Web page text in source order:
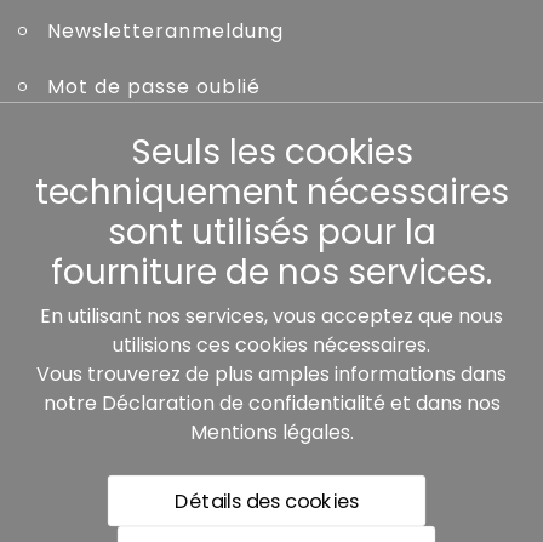
Newsletteranmeldung
Mot de passe oublié
Nos partenaires:
* Tous les prix incluent la TVA légale plus les frais de
Seuls les cookies
techniquement nécessaires
sont utilisés pour la
fourniture de nos services.
En utilisant nos services, vous acceptez que nous
utilisions ces cookies nécessaires.
Vous trouverez de plus amples informations dans
notre Déclaration de confidentialité et dans nos
Mentions légales.
Détails des cookies